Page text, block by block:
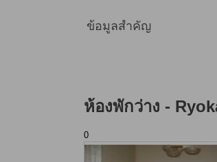
ข้อมูลสำคัญ
ห้องพักว่าง -
0